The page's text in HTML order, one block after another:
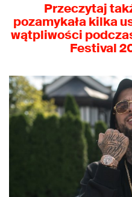
Przeczytaj
pozamykała kilka
wątpliwości
Festival